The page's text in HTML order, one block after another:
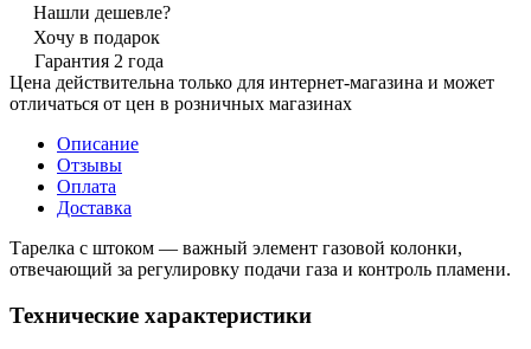
Нашли дешевле?
Хочу в подарок
Гарантия 2 года
Цена действительна только для интернет-магазина и может
отличаться от цен в розничных магазинах
Описание
Отзывы
Оплата
Доставка
Тарелка с штоком — важный элемент газовой колонки,
отвечающий за регулировку подачи газа и контроль пламени.
Технические характеристики